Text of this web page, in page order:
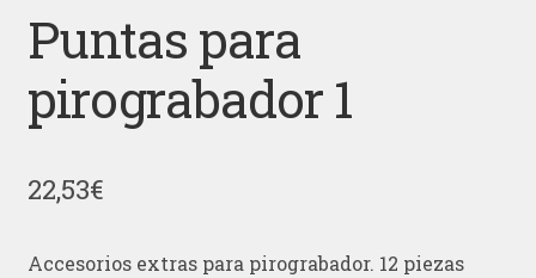
Puntas para
pirograbador 1
22,53€
Accesorios extras para pirograbador. 12 piezas